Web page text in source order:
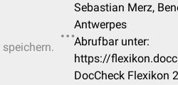
Sebastian Merz,
Antwerpes
Abrufbar unter:
https://
DocCheck Flexikon